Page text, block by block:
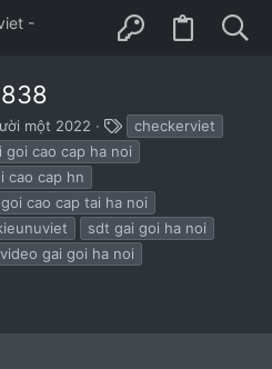
một 2022
h
ẻ
checkerviet
goi cao cap ha noi
cao cap hn
cao cap tai ha noi
sdt gai goi ha noi
video gai goi ha noi